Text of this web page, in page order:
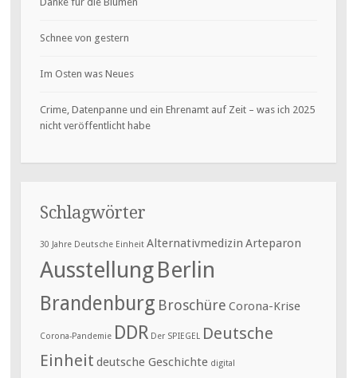
Schnee von gestern
Im Osten was Neues
Crime, Datenpanne und ein Ehrenamt auf Zeit – was ich 2025
nicht veröffentlicht habe
Schlagwörter
30 Jahre Deutsche Einheit Alternativmedizin Arteparon
AusstellungBerlin
Brandenburg Broschüre Corona-Krise
Corona-Pandemie DDR Der SPIEGEL Deutsche
Einheit deutsche Geschichte digital